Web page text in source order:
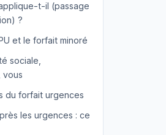
t-il (passage
?
et le forfait minoré
sociale,
vous
du forfait urgences
les urgences : ce